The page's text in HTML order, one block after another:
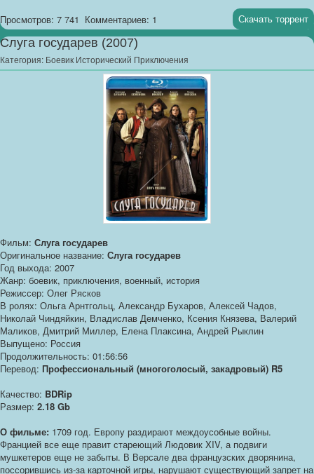
Просмотров: 7 741 Комментариев: 1 Скачать торрент
Слуга государев (2007)
Категория: Боевик Исторический Приключения
Фильм: Слуга государев
Оригинальное название: Слуга государев
Год выхода: 2007
Жанр: боевик, приключения, военный, история
Режиссер: Олег Рясков
В ролях: Ольга Арнтгольц, Александр Бухаров, Алексей Чадов,
Николай Чиндяйкин, Владислав Демченко, Ксения Князева, Валерий
Маликов, Дмитрий Миллер, Елена Плаксина, Андрей Рыклин
Выпущено: Россия
Продолжительность: 01:56:56
Перевод: Профессиональный (многоголосый, закадровый) R5
Качество: BDRip
Размер: 2.18 Gb
О фильме: 1709 год. Европу раздирают междоусобные войны.
Францией все еще правит стареющий Людовик XIV, а подвиги
мушкетеров еще не забыты. В Версале два французских дворянина,
поссорившись из-за карточной игры, нарушают существующий запрет на